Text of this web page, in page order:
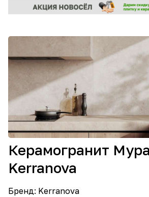
Керамогранит
Kerranova
Бренд: Kerranova